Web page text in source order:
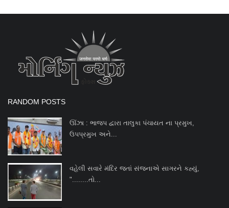
RANDOM POSTS
ઊંઝા : ભાજપ દ્વારા તાલુકા પંચાયત ના પ્રમુખ,
ઉપપ્રમુખ અને...
વહેલી સવારે મંદિર જતાં સંજનાએ સાગરને કહ્યું,
"........તો...